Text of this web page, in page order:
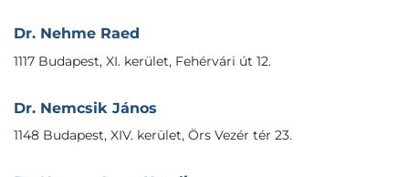
Dr. Nehme Raed
1117 Budapest, XI. kerület, Fehérvári út 12.
Dr. Nemcsik János
1148 Budapest, XIV. kerület, Örs Vezér tér 23.